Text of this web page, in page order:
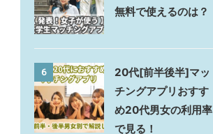
無料で使えるのは？
6
20代[前半後半]マッ
チングアプリおすす
め20代男女の利用率
で見る！